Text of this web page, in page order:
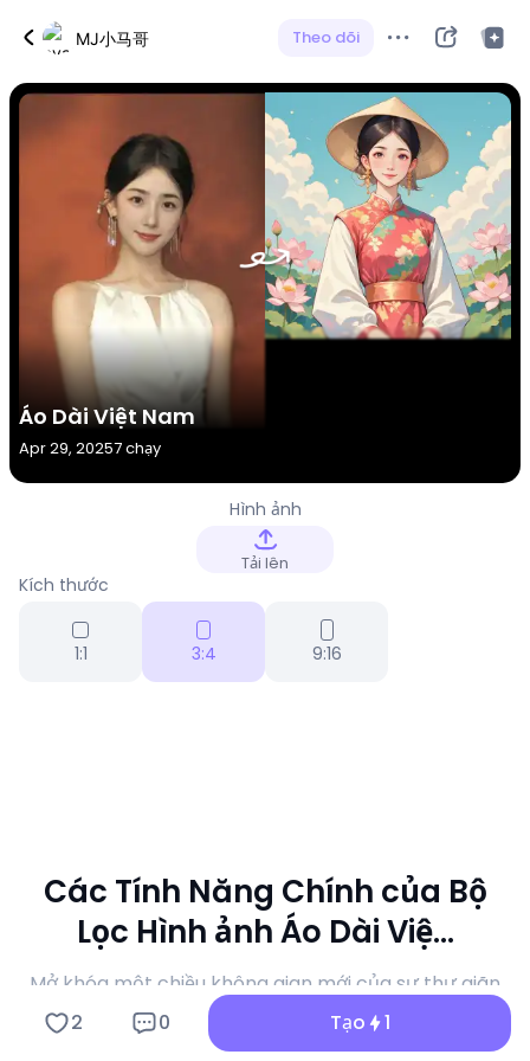
MJ小马哥 Theo dõi
Áo Dài Việt Nam
Apr 29, 20257 chạy
Hình ảnh
Tải lên
Kích thước
1:1 3:4 9:16
Các Tính Năng Chính của Bộ
Lọc Hình ảnh Áo Dài Việ...
Mở khóa một chiều không gian mới của sự thư giãn
giác quan và tạo nội dung lan truyền với công cụ tạo
Hình ảnh Áo Dài Việ... của a1.art.
2 0 Tạo 1